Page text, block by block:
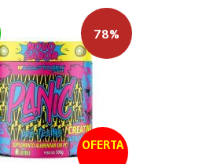
OFERTA
78%